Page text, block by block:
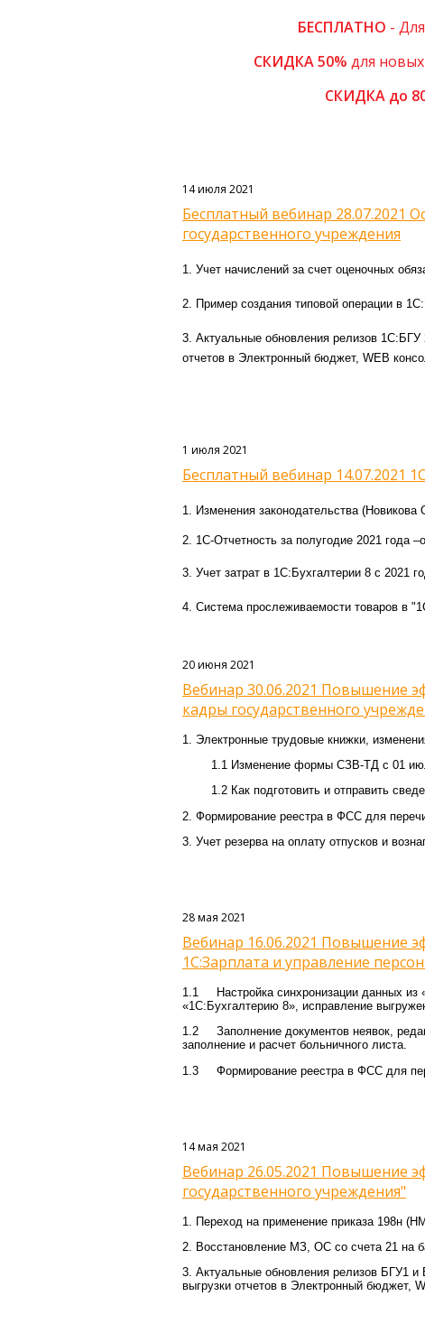
БЕСПЛАТНО -
СКИДКА 50% для
СКИДКА до
14 июля 2021
Бесплатный вебинар 28.07.2021
государственного учреждения
1. Учет начислений за счет оценочных
2. Пример создания типовой операции в
3. Актуальные обновления релизов
отчетов в Электронный бюджет, WEB
1 июля 2021
Бесплатный вебинар 14.07.2021
1. Изменения законодательства (Новикова
2. 1С-Отчетность за полугодие 2021 года
3. Учет затрат в 1С:Бухгалтерии 8 с 2021
4. Система прослеживаемости товаров в
20 июня 2021
Вебинар 30.06.2021 Повышение
кадры государственного
1. Электронные трудовые книжки,
1.1 Изменение формы СЗВ-ТД с 01
1.2 Как подготовить и отправить
2. Формирование реестра в ФСС для
3. Учет резерва на оплату отпусков и
28 мая 2021
Вебинар 16.06.2021 Повышение
1С:Зарплата и управление
1.1 Настройка синхронизации данных из
«1С:Бухгалтерию 8», исправление
1.2 Заполнение документов неявок,
заполнение и расчет больничного листа.
1.3 Формирование реестра в ФСС для
14 мая 2021
Вебинар 26.05.2021 Повышение
государственного учреждения"
1.
Переход на применение приказа 198н
2. Восстановление МЗ, ОС со счета 21 на
3. Актуальные обновления релизов БГУ1
выгрузки отчетов в Электронный бюджет,